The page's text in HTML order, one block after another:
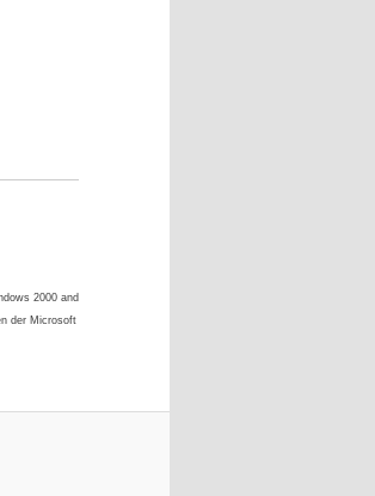
2000 and
der Microsoft